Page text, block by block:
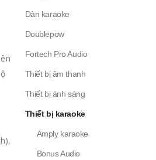
Dàn karaoke
Doublepow
Fortech Pro Audio
Thiết bị âm thanh
Thiết bị ánh sáng
Thiết bị karaoke
Amply karaoke
Bonus Audio